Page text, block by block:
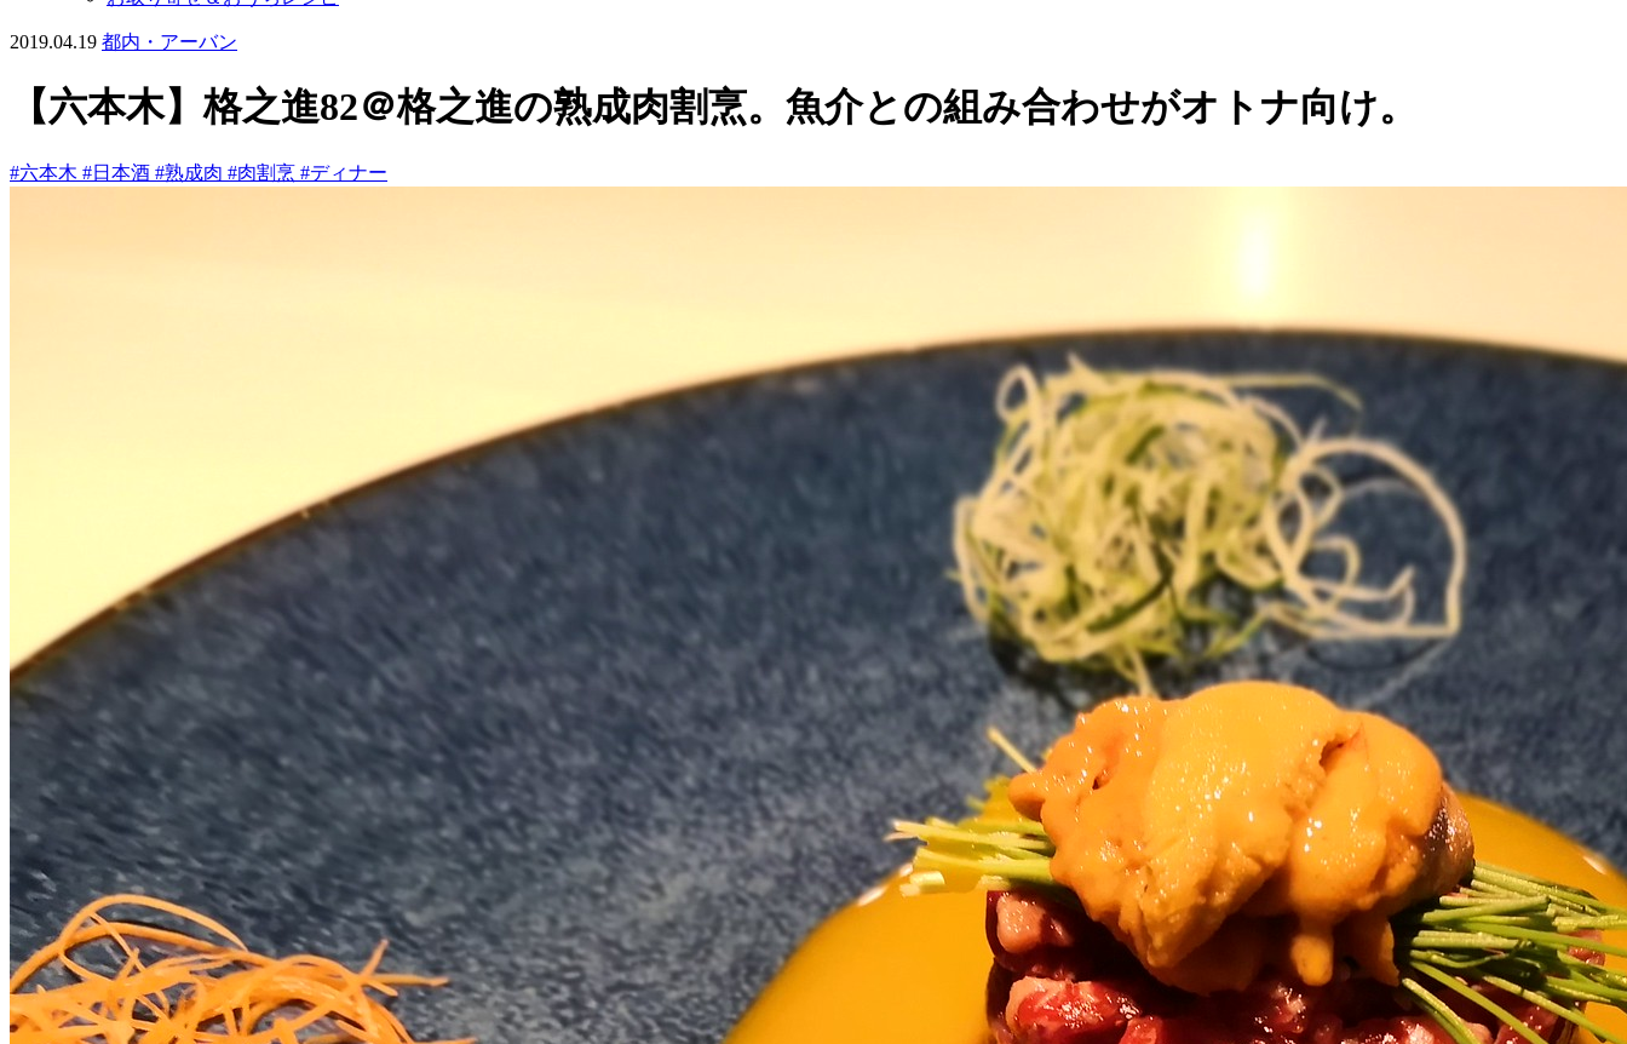
2019.04.19 都内・アーバン
【六本木】格之進82＠格之進の熟成肉割烹。魚介との組み合わせがオトナ向け。
#六本木 #日本酒 #熟成肉 #肉割烹 #ディナー